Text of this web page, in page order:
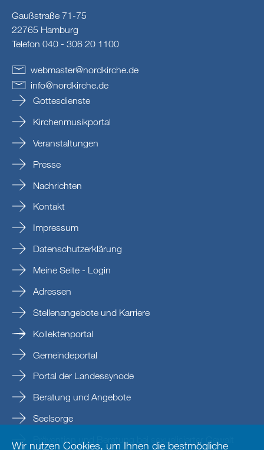
Gaußstraße 71-75
22765 Hamburg
Telefon 040 - 306 20 1100
webmaster@nordkirche.de
info@nordkirche.de
Gottesdienste
Kirchenmusikportal
Veranstaltungen
Presse
Nachrichten
Kontakt
Impressum
Datenschutzerklärung
Meine Seite - Login
Adressen
Stellenangebote und Karriere
Kollektenportal
Gemeindeportal
Portal der Landessynode
Beratung und Angebote
Seelsorge
Prävention und Beratung bei sexualisierter Gewalt
Wir nutzen Cookies, um Ihnen die bestmögliche